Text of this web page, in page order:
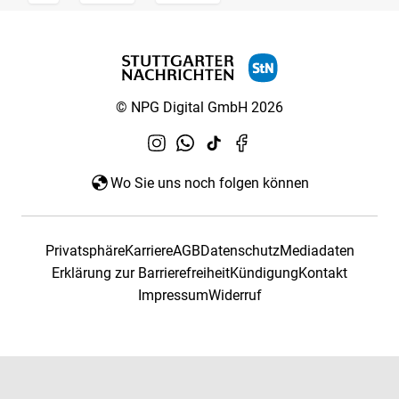
© NPG Digital GmbH 2026
Wo Sie uns noch folgen können
PrivatsphäreKarriereAGBDatenschutzMediadaten
Erklärung zur BarrierefreiheitKündigungKontakt
ImpressumWiderruf